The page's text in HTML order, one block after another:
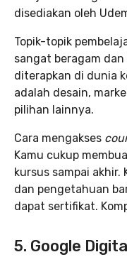
disediakan oleh
Topik-topik
sangat beragam
diterapkan di dunia
adalah desain,
pilihan lainnya.
Cara mengakses
Kamu cukup
kursus sampai akhir.
dan pengetahuan
dapat sertifikat.
5. Google